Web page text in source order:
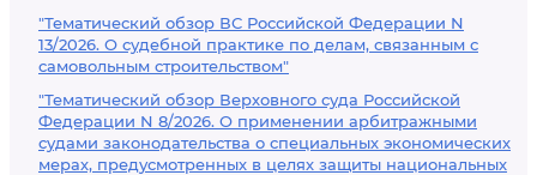
"Тематический обзор ВС Российской Федерации N
13/2026. О судебной практике по делам, связанным с
самовольным строительством"
"Тематический обзор Верховного суда Российской
Федерации N 8/2026. О применении арбитражными
судами законодательства о специальных экономических
мерах, предусмотренных в целях защиты национальных